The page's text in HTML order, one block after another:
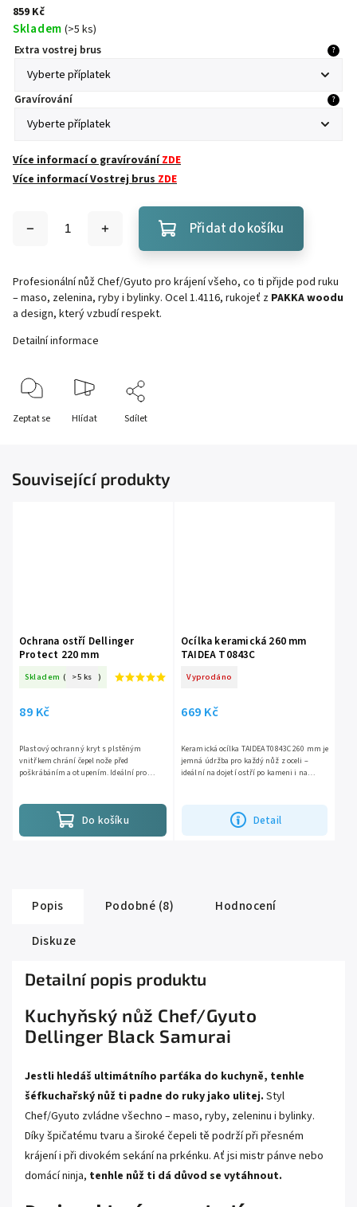
859 Kč
Skladem (>5 ks)
Extra vostrej brus
?
Gravírování ?
Více informací o gravírováníZDE
Více informací Vostrej brusZDE
Přidat do košíku
Profesionální nůž Chef/Gyuto pro krájení všeho, co ti přijde pod ruku
– maso, zelenina, ryby i bylinky. Ocel 1.4116, rukojeť z PAKKA woodu
a design, který vzbudí respekt.
Detailní informace
Zeptat se Hlídat Sdílet
Související produkty
Ochrana ostří Dellinger
Protect 220 mm
Skladem ( >5 ks )
89 Kč
Do košíku
Plastový ochranný kryt s plstěným
vnitřkem chrání čepel nože před
poškrábáním a otupením. Ideální pro
Ocílka keramická 260 mm
TAIDEA T0843C
Vyprodáno
669 Kč
Detail
Keramická ocílka TAIDEA T0843C 260 mm je
jemná údržba pro každý nůž z oceli –
ideální na dojetí ostří po kameni i na
Popis Podobné (8)
Hodnocení
Diskuze
Detailní popis produktu
Kuchyňský nůž Chef/Gyuto
Dellinger Black Samurai
Jestli hledáš ultimátního parťáka do kuchyně, tenhle
šéfkuchařský nůž ti padne do ruky jako ulitej. Styl
Chef/Gyuto zvládne všechno – maso, ryby, zeleninu i bylinky.
Díky špičatému tvaru a široké čepeli tě podrží při přesném
krájení i při divokém sekání na prkénku. Ať jsi mistr pánve nebo
domácí ninja, tenhle nůž ti dá důvod se vytáhnout.